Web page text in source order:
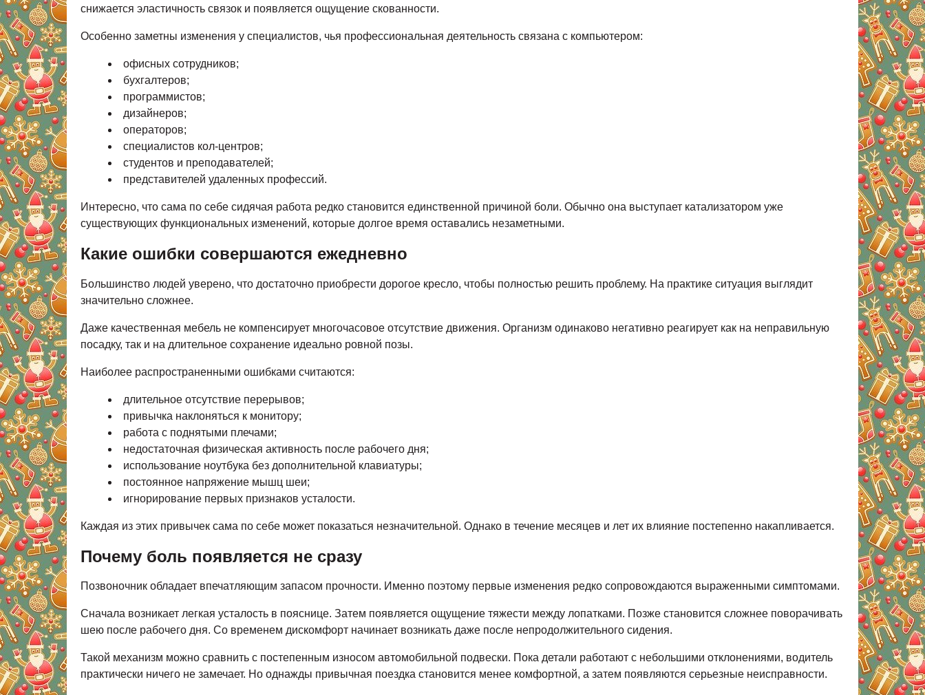
снижается эластичность связок и появляется ощущение скованности.
Особенно заметны изменения у специалистов, чья профессиональная деятельность связана с компьютером:
офисных сотрудников;
бухгалтеров;
программистов;
дизайнеров;
операторов;
специалистов кол-центров;
студентов и преподавателей;
представителей удаленных профессий.
Интересно, что сама по себе сидячая работа редко становится единственной причиной боли. Обычно она выступает катализатором уже
существующих функциональных изменений, которые долгое время оставались незаметными.
Какие ошибки совершаются ежедневно
Большинство людей уверено, что достаточно приобрести дорогое кресло, чтобы полностью решить проблему. На практике ситуация выглядит
значительно сложнее.
Даже качественная мебель не компенсирует многочасовое отсутствие движения. Организм одинаково негативно реагирует как на неправильную
посадку, так и на длительное сохранение идеально ровной позы.
Наиболее распространенными ошибками считаются:
длительное отсутствие перерывов;
привычка наклоняться к монитору;
работа с поднятыми плечами;
недостаточная физическая активность после рабочего дня;
использование ноутбука без дополнительной клавиатуры;
постоянное напряжение мышц шеи;
игнорирование первых признаков усталости.
Каждая из этих привычек сама по себе может показаться незначительной. Однако в течение месяцев и лет их влияние постепенно накапливается.
Почему боль появляется не сразу
Позвоночник обладает впечатляющим запасом прочности. Именно поэтому первые изменения редко сопровождаются выраженными симптомами.
Сначала возникает легкая усталость в пояснице. Затем появляется ощущение тяжести между лопатками. Позже становится сложнее поворачивать
шею после рабочего дня. Со временем дискомфорт начинает возникать даже после непродолжительного сидения.
Такой механизм можно сравнить с постепенным износом автомобильной подвески. Пока детали работают с небольшими отклонениями, водитель
практически ничего не замечает. Но однажды привычная поездка становится менее комфортной, а затем появляются серьезные неисправности.